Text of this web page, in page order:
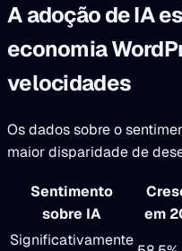
A adoção de IA
economia
velocidades
Os dados sobre o
maior disparidade de
Sentimento
sobre IA
em
Significativamente